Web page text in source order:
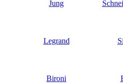
Jung
Legrand
Bironi